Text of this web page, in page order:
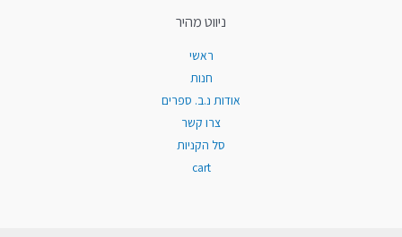
ניווט מהיר
ראשי
חנות
אודות נ.ב. ספרים
צרו קשר
סל הקניות
cart